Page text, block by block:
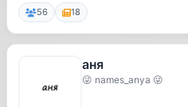
56 18
аня
😜 names_anya 😜